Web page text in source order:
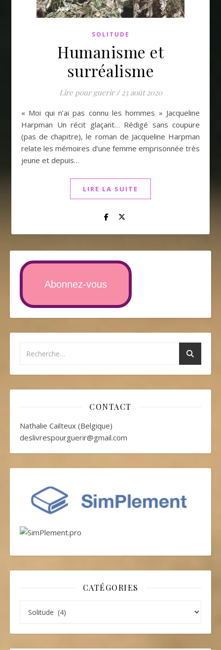
SOLITUDE
Humanisme et
surréalisme
Lire pour guerir / 23 août 2020
« Moi qui n’ai pas connu les hommes » Jacqueline
Harpman Un récit glaçant… Rédigé sans coupure
(pas de chapitre), le roman de Jacqueline Harpman
relate les mémoires d’une femme emprisonnée très
jeune et depuis…
LIRE LA SUITE
Abonnez-vous
CONTACT
Nathalie Cailteux (Belgique)
deslivrespourguerir@gmail.com
CATÉGORIES